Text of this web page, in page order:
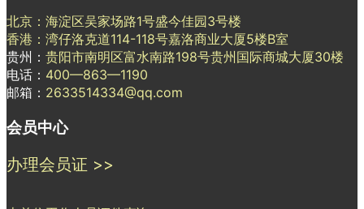
北京：海淀区吴家场路1号盛今佳园3号楼
香港：湾仔洛克道114-118号嘉洛商业大厦5楼B室
贵州： 贵阳市南明区富水南路198号贵州国际商城大厦30楼
电话： 400—863—1190
邮箱： 2633514334@qq.com
会员中心
办理会员证 >>